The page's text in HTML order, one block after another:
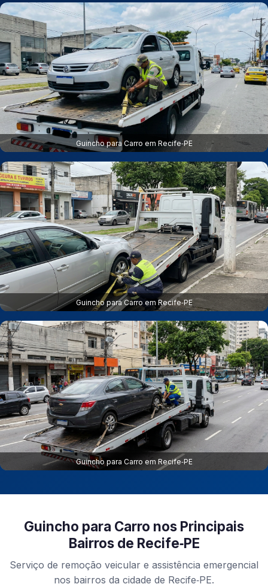
Guincho para Carro em Recife‑PE
Guincho para Carro em Recife‑PE
Guincho para Carro em Recife‑PE
Guincho para Carro nos Principais
Bairros de Recife‑PE
Serviço de remoção veicular e assistência emergencial
nos bairros da cidade de Recife‑PE.